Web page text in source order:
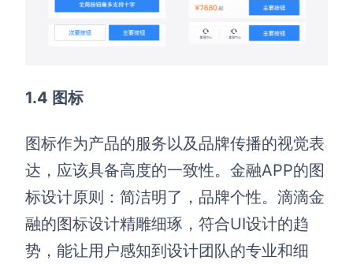
1.4 图标
图标作为产品的服务以及品牌传播的视觉表
达，应该具备高度的一致性。金融APP的图
标设计原则：简洁明了，品牌个性。滴滴金
融的图标设计精雕细琢，符合UI设计的趋
势，能让用户感知到设计团队的专业和细